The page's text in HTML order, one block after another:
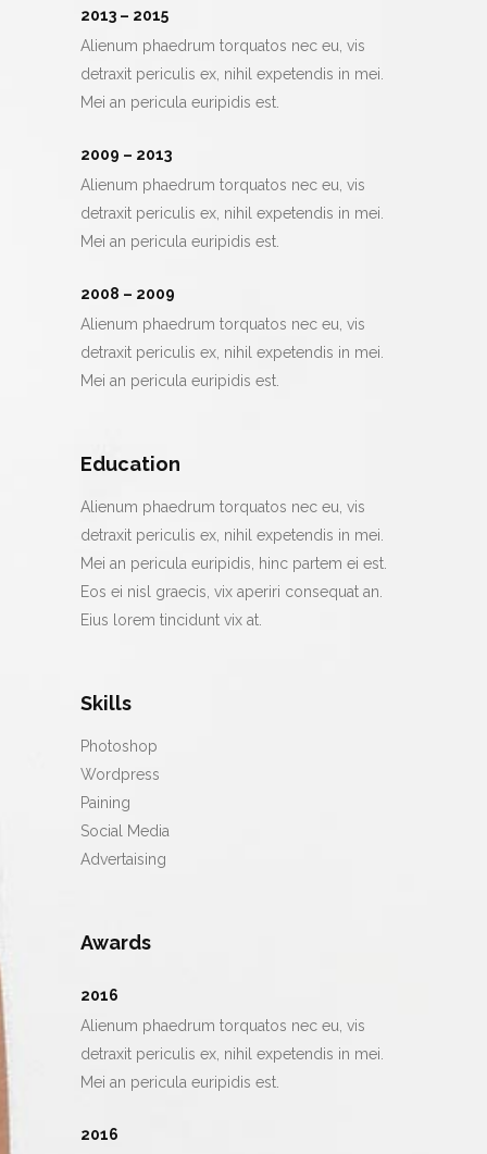
2013 – 2015
Alienum phaedrum torquatos nec eu, vis
detraxit periculis ex, nihil expetendis in mei.
Mei an pericula euripidis est.
2009 – 2013
Alienum phaedrum torquatos nec eu, vis
detraxit periculis ex, nihil expetendis in mei.
Mei an pericula euripidis est.
2008 – 2009
Alienum phaedrum torquatos nec eu, vis
detraxit periculis ex, nihil expetendis in mei.
Mei an pericula euripidis est.
Education
Alienum phaedrum torquatos nec eu, vis
detraxit periculis ex, nihil expetendis in mei.
Mei an pericula euripidis, hinc partem ei est.
Eos ei nisl graecis, vix aperiri consequat an.
Eius lorem tincidunt vix at.
Skills
Photoshop
Wordpress
Paining
Social Media
Advertaising
Awards
2016
Alienum phaedrum torquatos nec eu, vis
detraxit periculis ex, nihil expetendis in mei.
Mei an pericula euripidis est.
2016